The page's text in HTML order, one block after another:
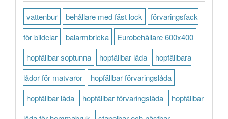
vattenbur behållare med fäst lock
förvaringsfack
för bildelar
balarmbricka
Eurobehållare 600x400
hopfällbar soptunna
hopfällbar låda
hopfällbara
lådor för matvaror
hopfällbar förvaringslåda
hopfällbar låda
hopfällbar förvaringslåda
hopfällbar